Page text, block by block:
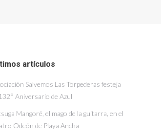
artículos
Salvemos Las Torpederas festeja
Aniversario de Azul
Mangoré, el mago de la guitarra, en el
Odeón de Playa Ancha